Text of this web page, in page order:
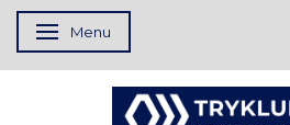
Skifte navigation
Menu